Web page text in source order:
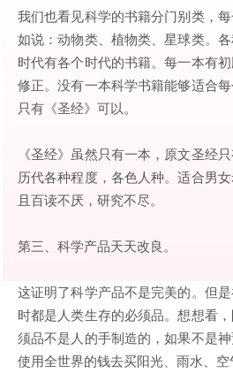
我们也看见科学的书籍分门别类，
如说：动物类、植物类、星球类。
时代有各个时代的书籍。每一本有
修正。没有一本科学书籍能够适合
只有《圣经》可以。
《圣经》虽然只有一本，原文圣经
历代各种程度，各色人种。适合男
且百读不厌，研究不尽。
第三、科学产品天天改良。
这证明了科学产品不是完美的。但
时都是人类生存的必须品。想想看
须品不是人的手制造的，如果不是
使用全世界的钱去买阳光、雨水、空